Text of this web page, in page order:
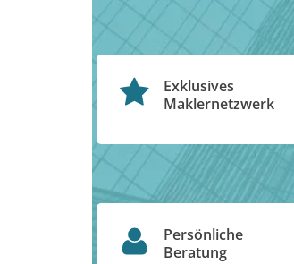
Exklusives
Maklernetzwerk
Persönliche
Beratung